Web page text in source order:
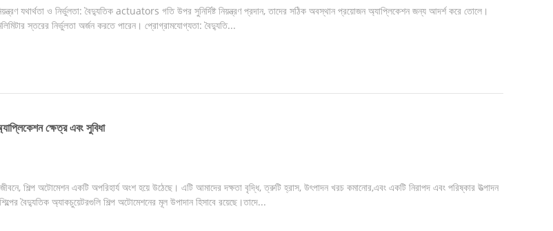
যথার্থতা ও নির্ভুলতা: বৈদ্যুতিক actuators গতি উপর সুনির্দিষ্ট নিয়ন্ত্রণ প্রদান, তাদের সঠিক অবস্থান প্রয়োজন অ্যাপ্লিকেশন জন্য আদর্শ করে তোলে।
স্তরের নির্ভুলতা অর্জন করতে পারেন। প্রোগ্রামযোগ্যতা: বৈদ্যুতি...
ক্ষেত্র এবং সুবিধা
শিল্প অটোমেশন একটি অপরিহার্য অংশ হয়ে উঠেছে। এটি আমাদের দক্ষতা বৃদ্ধি, ত্রুটি হ্রাস, উৎপাদন খরচ কমানোর,এবং একটি নিরাপদ এবং পরিষ্কার উত্পাদন
বৈদ্যুতিক অ্যাকচুয়েটরগুলি শিল্প অটোমেশনের মূল উপাদান হিসাবে রয়েছে।তাদে...